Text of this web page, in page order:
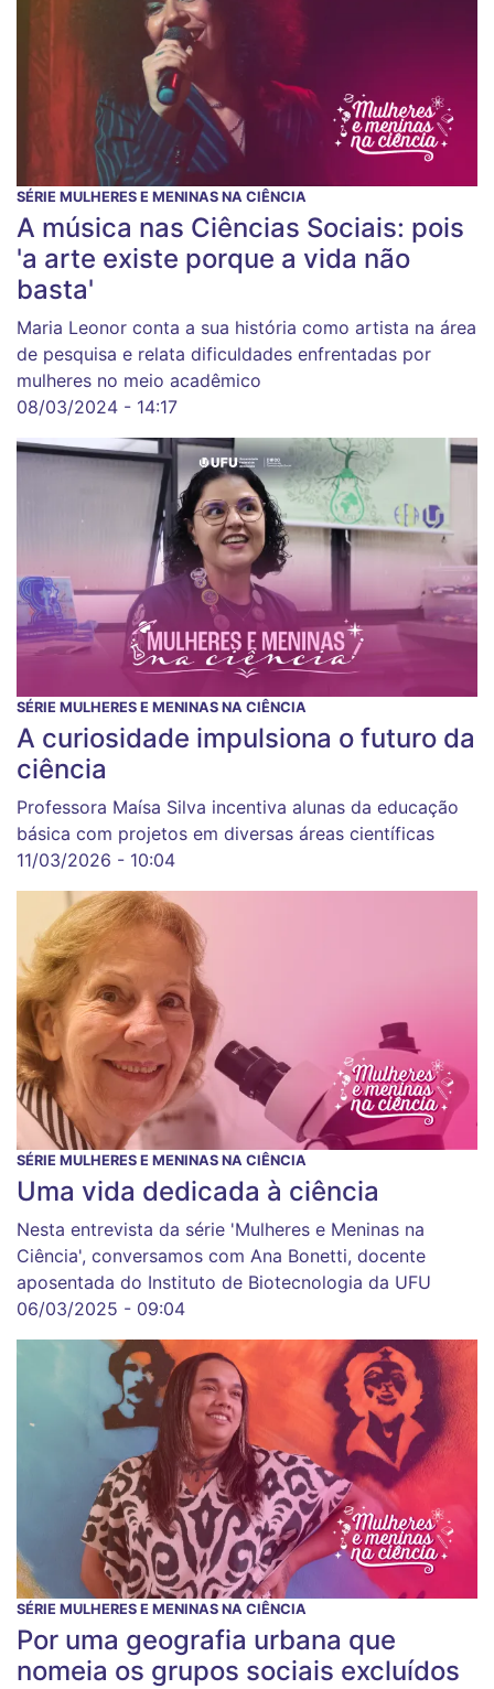
SÉRIE MULHERES E MENINAS NA CIÊNCIA
A música nas Ciências Sociais: pois
'a arte existe porque a vida não
basta'
Maria Leonor conta a sua história como artista na área
de pesquisa e relata dificuldades enfrentadas por
mulheres no meio acadêmico
08/03/2024 - 14:17
SÉRIE MULHERES E MENINAS NA CIÊNCIA
A curiosidade impulsiona o futuro da
ciência
Professora Maísa Silva incentiva alunas da educação
básica com projetos em diversas áreas científicas
11/03/2026 - 10:04
SÉRIE MULHERES E MENINAS NA CIÊNCIA
Uma vida dedicada à ciência
Nesta entrevista da série 'Mulheres e Meninas na
Ciência', conversamos com Ana Bonetti, docente
aposentada do Instituto de Biotecnologia da UFU
06/03/2025 - 09:04
SÉRIE MULHERES E MENINAS NA CIÊNCIA
Por uma geografia urbana que
nomeia os grupos sociais excluídos